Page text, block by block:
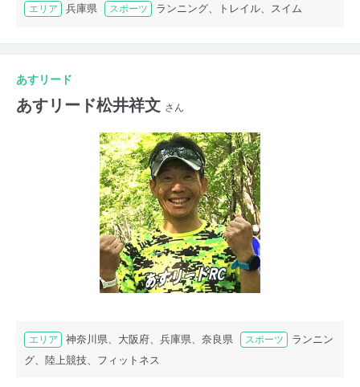
エリア 兵庫県 スポーツ ランニング、トレイル、スイム
あすリード
あすリード松井祥文 さん
エリア 神奈川県、大阪府、兵庫県、奈良県 スポーツ
ランニン
グ、陸上競技、フィットネス